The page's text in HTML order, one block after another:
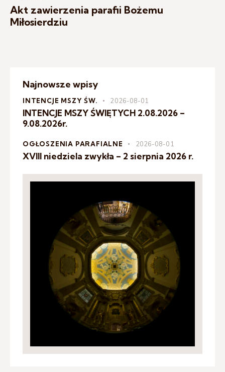
Akt zawierzenia parafii Bożemu
Miłosierdziu
Najnowsze wpisy
INTENCJE MSZY ŚW. 2026-08-01
INTENCJE MSZY ŚWIĘTYCH 2.08.2026 –
9.08.2026r.
OGŁOSZENIA PARAFIALNE 2026-08-01
XVIII niedziela zwykła – 2 sierpnia 2026 r.